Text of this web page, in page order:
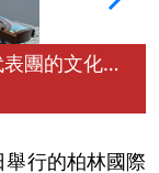
率領國家文化和旅遊部參與交易會代表團的文化和旅遊部國際交流與合作局一級巡視員鄭浩參觀旅遊局展位
行的柏林國際